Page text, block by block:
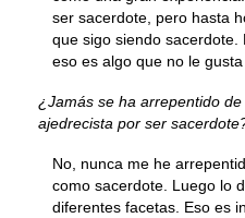
ser sacerdote, pero hasta
que sigo siendo
eso es algo que no le
¿Jamás se ha arrepentido
ajedrecista por ser
No, nunca me he
como sacerdote. Luego lo
diferentes facetas. Eso es